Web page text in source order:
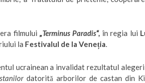
filmului„Terminus Paradis“, în regia lui
la Festivalul de la Veneția.
ucrainean a invalidat rezultatul
datorită arborilor de castan din